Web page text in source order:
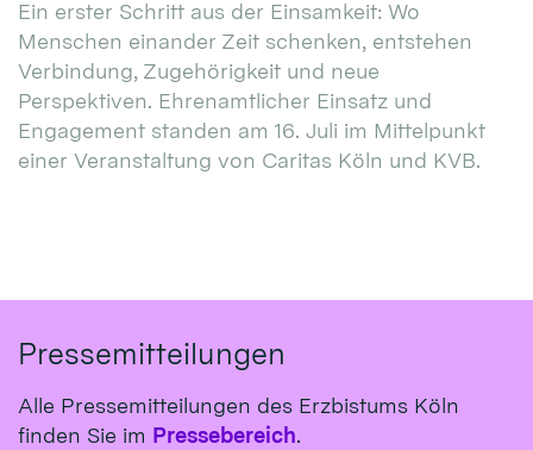
Ein erster Schritt aus der Einsamkeit: Wo
Menschen einander Zeit schenken, entstehen
Verbindung, Zugehörigkeit und neue
Perspektiven. Ehrenamtlicher Einsatz und
Engagement standen am 16. Juli im Mittelpunkt
einer Veranstaltung von Caritas Köln und KVB.
Pressemitteilungen
Alle Pressemitteilungen des Erzbistums Köln
finden Sie im Pressebereich.